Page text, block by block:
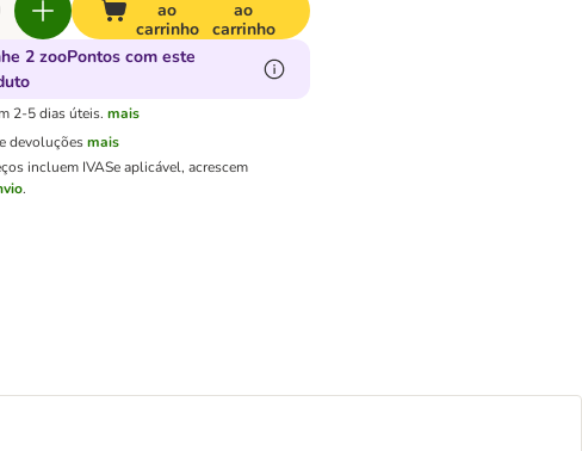
ao
carrinho
ao
carrinho
2 zooPontos com este
2-5 dias úteis. mais
devoluções mais
incluem IVASe aplicável, acrescem
.